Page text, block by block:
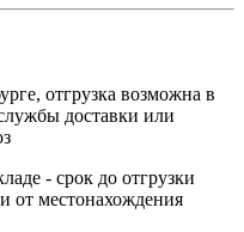
отгрузка возможна в
доставки или
- срок до отгрузки
от местонахождения